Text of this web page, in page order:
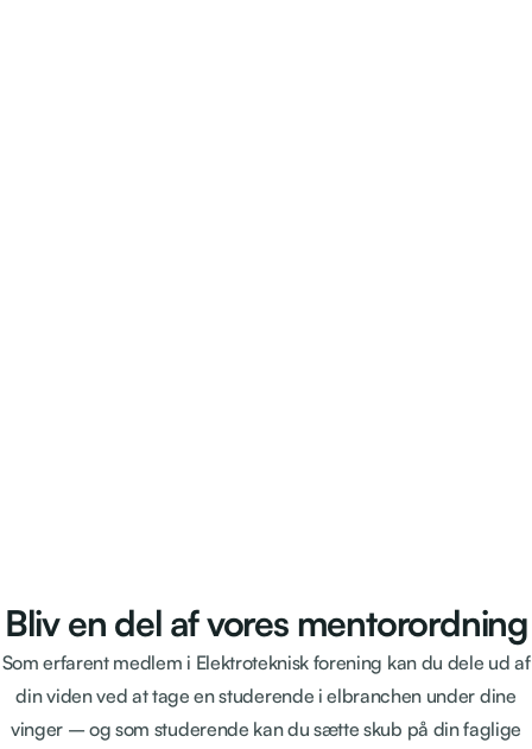
Bliv en del af vores mentorordning
Som erfarent medlem i Elektroteknisk forening kan du dele ud af
din viden ved at tage en studerende i elbranchen under dine
vinger – og som studerende kan du sætte skub på din faglige